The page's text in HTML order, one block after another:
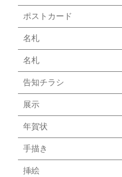
ポストカード
名札
名札
告知チラシ
展示
年賀状
手描き
挿絵